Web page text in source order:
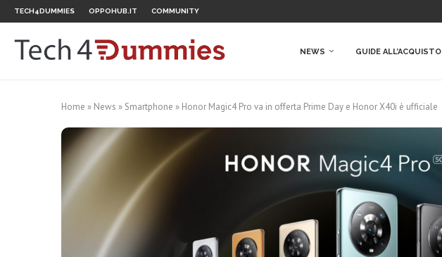
TECH4DUMMIES OPPOHUB.IT COMMUNITY
NEWS GUIDE ALL’ACQUISTO
Home » News » Smartphone » Honor Magic4 Pro va in offerta Prime Day e Honor X40i è ufficiale